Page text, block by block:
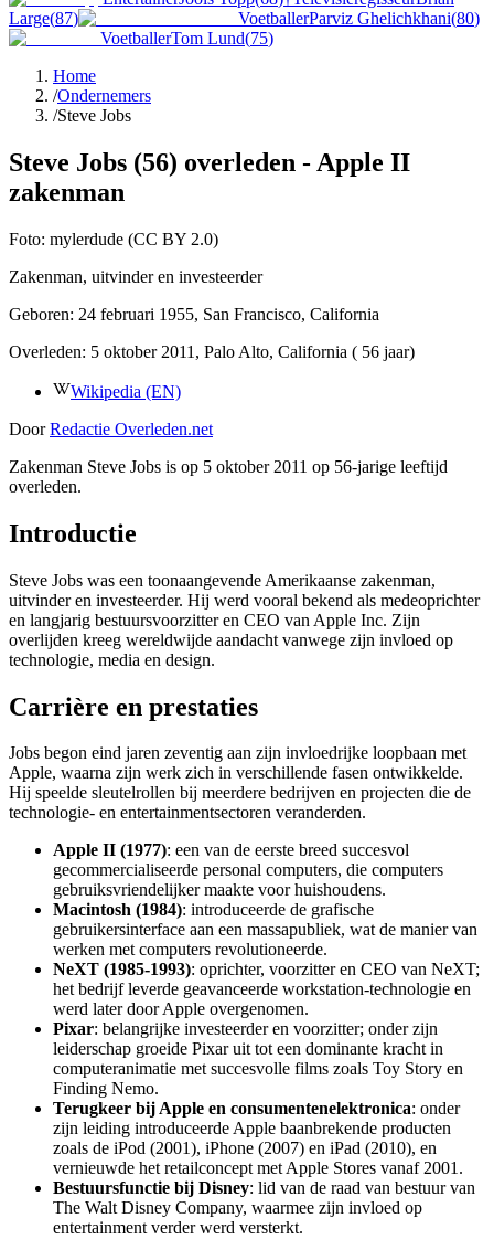
Large(87) VoetballerParviz Ghelichkhani(80)
VoetballerTom Lund(75)
Home
/Ondernemers
/Steve Jobs
Steve Jobs (56) overleden - Apple II
zakenman
Foto: mylerdude (CC BY 2.0)
Zakenman, uitvinder en investeerder
Geboren: 24 februari 1955, San Francisco, California
Overleden: 5 oktober 2011 , Palo Alto, California ( 56 jaar)
Wikipedia (EN)
Door Redactie Overleden.net
Zakenman Steve Jobs is op 5 oktober 2011 op 56-jarige leeftijd
overleden.
Introductie
Steve Jobs was een toonaangevende Amerikaanse zakenman,
uitvinder en investeerder. Hij werd vooral bekend als medeoprichter
en langjarig bestuursvoorzitter en CEO van Apple Inc. Zijn
overlijden kreeg wereldwijde aandacht vanwege zijn invloed op
technologie, media en design.
Carrière en prestaties
Jobs begon eind jaren zeventig aan zijn invloedrijke loopbaan met
Apple, waarna zijn werk zich in verschillende fasen ontwikkelde.
Hij speelde sleutelrollen bij meerdere bedrijven en projecten die de
technologie- en entertainmentsectoren veranderden.
Apple II (1977): een van de eerste breed succesvol
gecommercialiseerde personal computers, die computers
gebruiksvriendelijker maakte voor huishoudens.
Macintosh (1984): introduceerde de grafische
gebruikersinterface aan een massapubliek, wat de manier van
werken met computers revolutioneerde.
NeXT (1985-1993): oprichter, voorzitter en CEO van NeXT;
het bedrijf leverde geavanceerde workstation-technologie en
werd later door Apple overgenomen.
Pixar: belangrijke investeerder en voorzitter; onder zijn
leiderschap groeide Pixar uit tot een dominante kracht in
computeranimatie met succesvolle films zoals Toy Story en
Finding Nemo.
Terugkeer bij Apple en consumentenelektronica: onder
zijn leiding introduceerde Apple baanbrekende producten
zoals de iPod (2001), iPhone (2007) en iPad (2010), en
vernieuwde het retailconcept met Apple Stores vanaf 2001.
Bestuursfunctie bij Disney: lid van de raad van bestuur van
The Walt Disney Company, waarmee zijn invloed op
entertainment verder werd versterkt.